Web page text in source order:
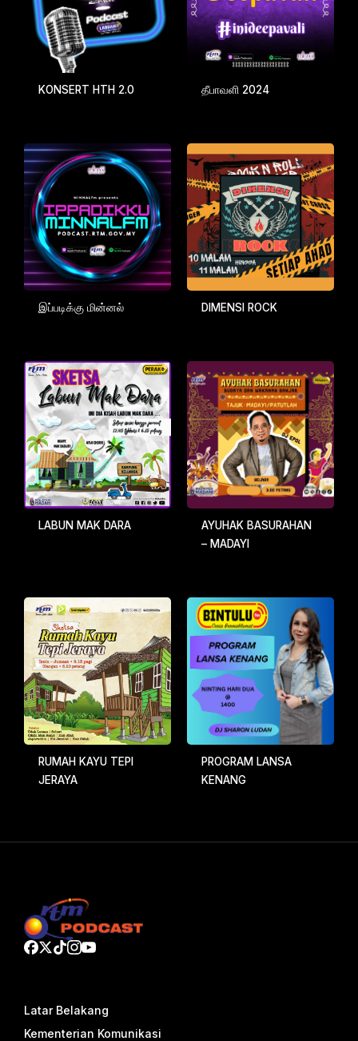
KONSERT HTH 2.0 தீபாவளி 2024
இப்படிக்கு மின்னல் DIMENSI ROCK
LABUN MAK DARA
AYUHAK BASURAHAN
– MADAYI
RUMAH KAYU TEPI
JERAYA
PROGRAM LANSA
KENANG
Latar Belakang
Kementerian Komunikasi